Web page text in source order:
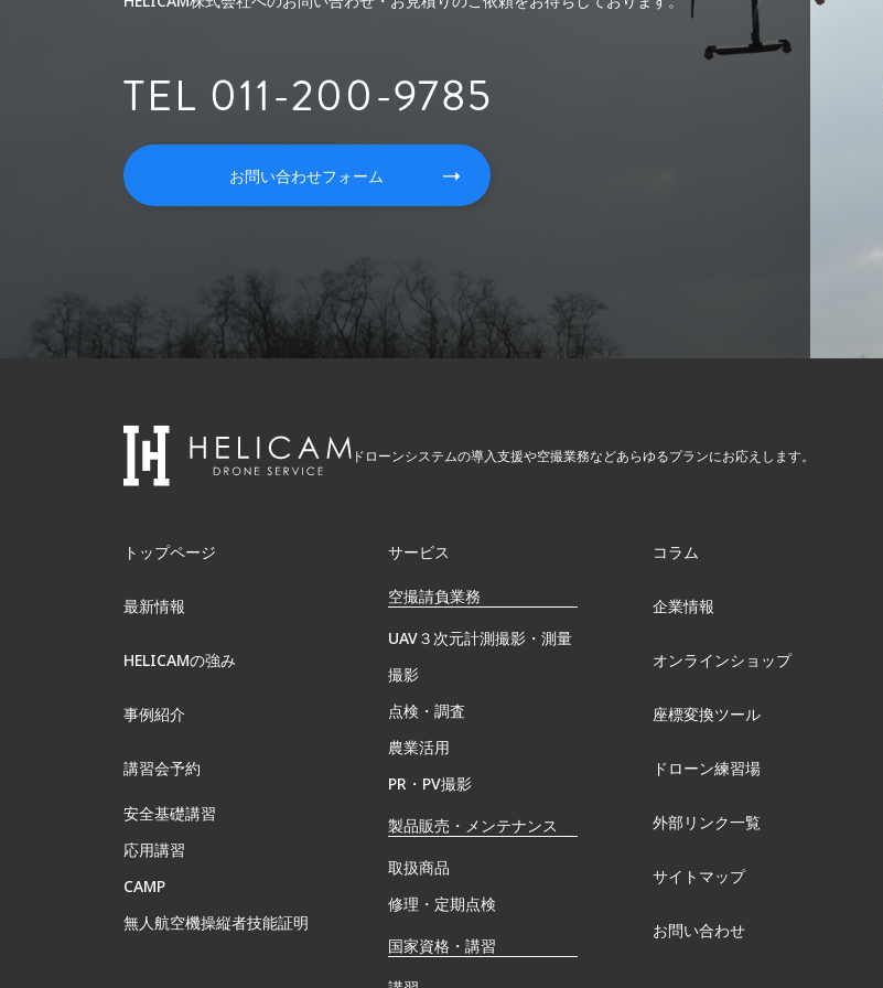
TEL 011-200-9785
お問い合わせフォーム
ドローンシステムの導入支援や空撮業務などあらゆるプランにお応えします。
トップページ
最新情報
HELICAMの強み
事例紹介
講習会予約
安全基礎講習
応用講習
CAMP
無⼈航空機操縦者技能証明
サービス
空撮請負業務
UAV３次元計測撮影・測量
撮影
点検・調査
農業活用
PR・PV撮影
製品販売・メンテナンス
取扱商品
修理・定期点検
国家資格・講習
コラム
企業情報
オンラインショップ
座標変換ツール
ドローン練習場
外部リンク一覧
サイトマップ
お問い合わせ